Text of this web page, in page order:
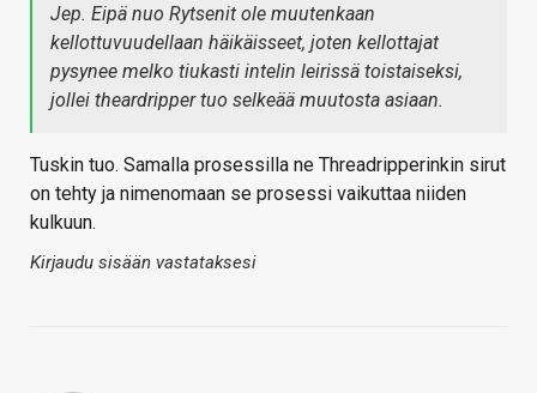
Jep. Eipä nuo Rytsenit ole muutenkaan
kellottuvuudellaan häikäisseet, joten kellottajat
pysynee melko tiukasti intelin leirissä toistaiseksi,
jollei theardripper tuo selkeää muutosta asiaan.
Tuskin tuo. Samalla prosessilla ne Threadripperinkin sirut
on tehty ja nimenomaan se prosessi vaikuttaa niiden
kulkuun.
Kirjaudu sisään vastataksesi